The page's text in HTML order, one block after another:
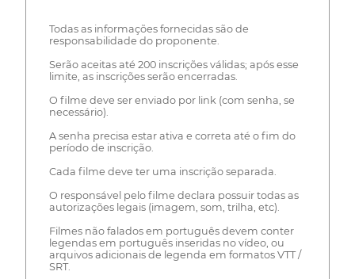
Todas as informações fornecidas são de
responsabilidade do proponente.
Serão aceitas até 200 inscrições válidas; após esse
limite, as inscrições serão encerradas.
O filme deve ser enviado por link (com senha, se
necessário).
A senha precisa estar ativa e correta até o fim do
período de inscrição.
Cada filme deve ter uma inscrição separada.
O responsável pelo filme declara possuir todas as
autorizações legais (imagem, som, trilha, etc).
Filmes não falados em português devem conter
legendas em português inseridas no vídeo, ou
arquivos adicionais de legenda em formatos VTT /
SRT.